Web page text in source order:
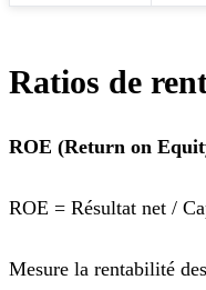
Ratios de
ROE (Return on
ROE = Résultat net /
Mesure la rentabilité